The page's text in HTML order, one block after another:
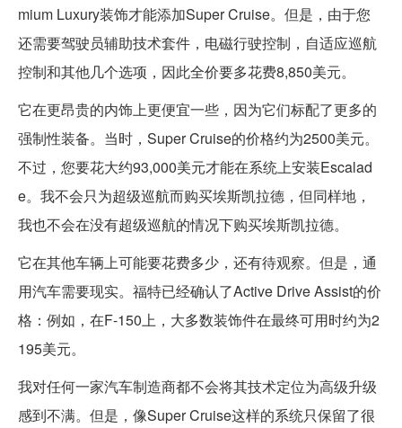
mium Luxury装饰才能添加Super Cruise。但是，由于您
还需要驾驶员辅助技术套件，电磁行驶控制，自适应巡航
控制和其他几个选项，因此全价要多花费8,850美元。
它在更昂贵的内饰上更便宜一些，因为它们标配了更多的
强制性装备。当时，Super Cruise的价格约为2500美元。
不过，您要花大约93,000美元才能在系统上安装Escalad
e。我不会只为超级巡航而购买埃斯凯拉德，但同样地，
我也不会在没有超级巡航的情况下购买埃斯凯拉德。
它在其他车辆上可能要花费多少，还有待观察。但是，通
用汽车需要现实。福特已经确认了Active Drive Assist的价
格：例如，在F-150上，大多数装饰件在最终可用时约为2
195美元。
我对任何一家汽车制造商都不会将其技术定位为高级升级
感到不满。但是，像Super Cruise这样的系统只保留了很